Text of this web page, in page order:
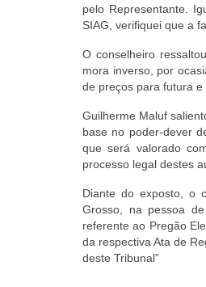
pelo Representante.
SIAG, verifiquei que a
O conselheiro
mora inverso, por
de preços para futura e
Guilherme Maluf
base no poder-dever
que será valorado
processo legal destes
Diante do exposto, o
Grosso, na pessoa
referente ao Pregão
da respectiva Ata de
deste Tribunal”